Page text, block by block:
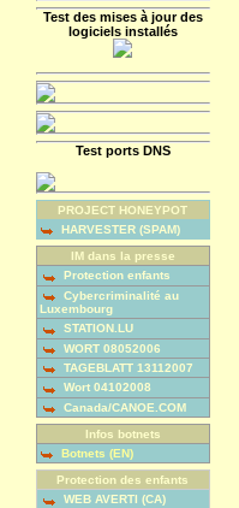
Test des mises à jour des
logiciels installés
Test ports DNS
PROJECT HONEYPOT
HARVESTER (SPAM)
IM dans la presse
Protection enfants
Cybercriminalité au
Luxembourg
STATION.LU
WORT 08052006
TAGEBLATT 13112007
Wort 04102008
Canada/CANOE.COM
Infos botnets
Botnets (EN)
Protection des enfants
WEB AVERTI (CA)